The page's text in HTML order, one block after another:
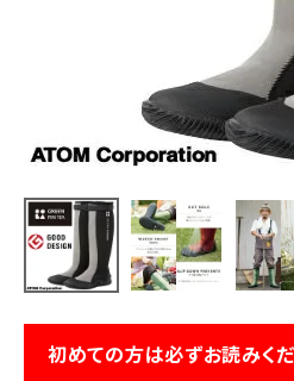
初めての方は必ずお読みく